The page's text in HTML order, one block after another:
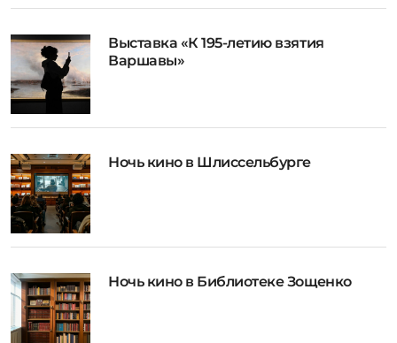
Выставка «К 195-летию взятия
Варшавы»
Ночь кино в Шлиссельбурге
Ночь кино в Библиотеке Зощенко